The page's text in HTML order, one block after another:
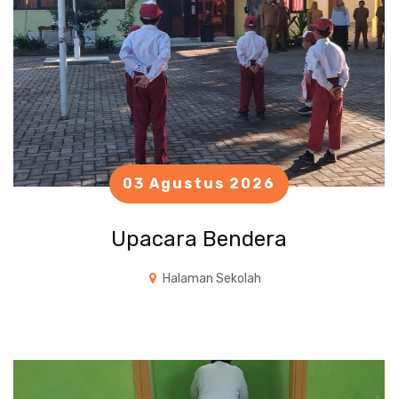
03 Agustus 2026
Upacara Bendera
Halaman Sekolah